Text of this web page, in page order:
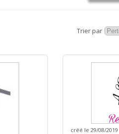
Trier par
créé le 29/08/2019